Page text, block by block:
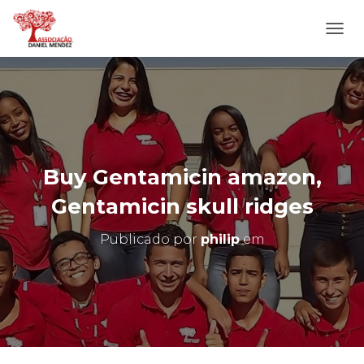
L
T
E
R
N
A
N
A
E
G
O
Buy Gentamicin amazon,
Gentamicin skull ridges
Publicado por philipem